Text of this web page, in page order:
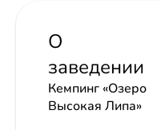
О
заведении
Кемпинг «Озеро
Высокая Липа»